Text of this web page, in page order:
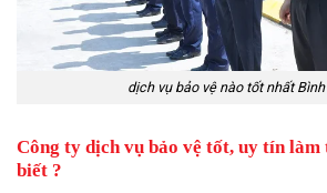
dịch vụ bảo vệ nào tốt nhất
Công ty dịch vụ bảo vệ tốt, uy tín làm
biết ?